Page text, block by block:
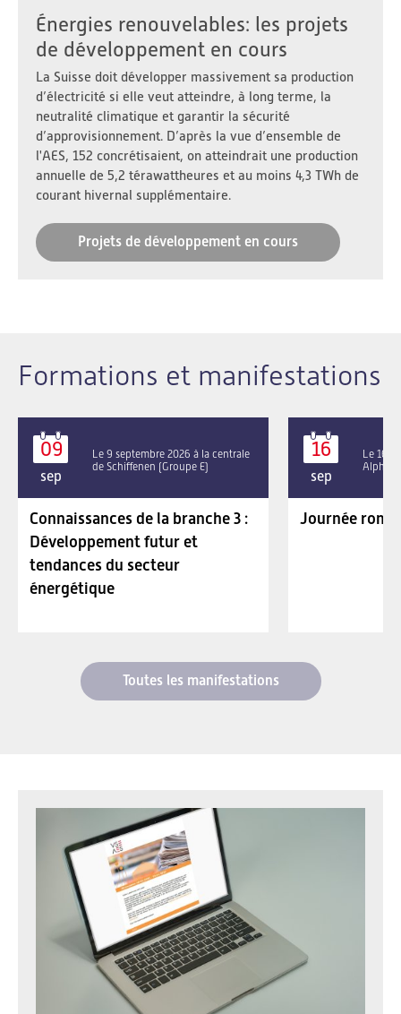
Énergies renouvelables: les projets
de développement en cours
La Suisse doit développer massivement sa production
d’électricité si elle veut atteindre, à long terme, la
neutralité climatique et garantir la sécurité
d’approvisionnement. D’après la vue d’ensemble de
l'AES, 152 concrétisaient, on atteindrait une production
annuelle de 5,2 térawattheures et au moins 4,3 TWh de
courant hivernal supplémentaire.
Projets de développement en cours
Formations et manifestations
09
sep
Le 9 septembre 2026 à la centrale
de Schiffenen (Groupe E)
Connaissances de la branche 3 :
Développement futur et
tendances du secteur
énergétique
16
sep
Le 16
Alpha
Journée
Toutes les manifestations